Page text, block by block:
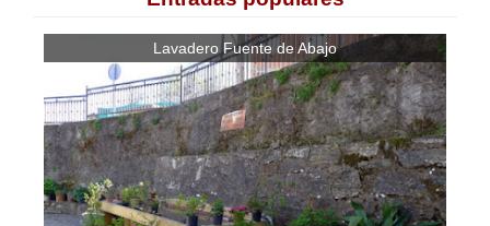
Lavadero Fuente de Abajo